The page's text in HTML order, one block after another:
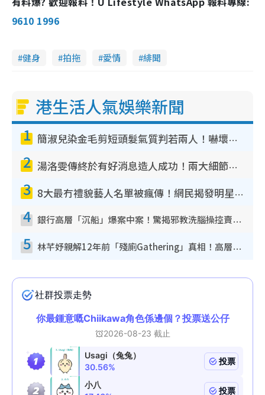
9610 1996
健身 拍拖 愛情 緋聞
港生活人氣娛樂新聞
1 簡淑兒染金毛剪短頭髮氣質判若兩人！嚇壞老公麥大力都認唔出：「你做咩事？」
2 湯洛雯傳終於有好消息造人成功！兩大細節曝孕味極濃惹猜測：大肚婆先會咁！
3 8大最冇禮貌藝人名單被瘋傳！網民揭發明星真面目 一致數臭呢位係無品天花板？
4 銀行高層「沉船」爆案中案！驚揭邪教洗腦操控賣淫被吞600萬 幕後黑手講多錯多
5 林芊妤親解12年前「殘廁Gathering」真相！高層解約一句話重創尊嚴至今拒返TVB